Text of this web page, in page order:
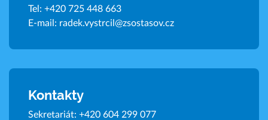
Tel: +420 725 448 663
E-mail: radek.vystrcil@zsostasov.cz
Kontakty
Sekretariát: +420 604 299 077